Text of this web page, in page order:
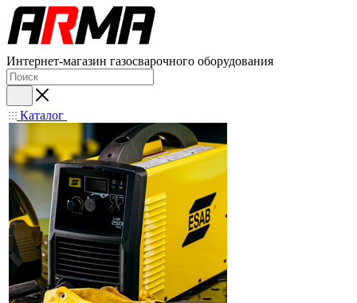
Интернет-магазин газосварочного оборудования
Каталог